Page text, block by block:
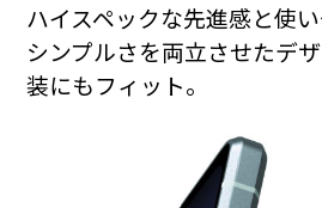
ハイスペックな先進感と使
シンプルさを両立させたデ
装にもフィット。